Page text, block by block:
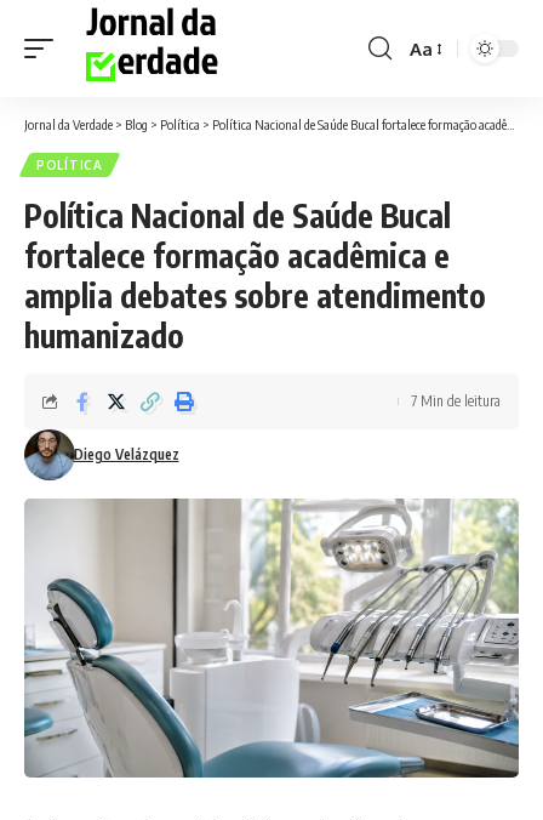
Font
Aa
Jornal da Verdade > Blog > Política > Política Nacional de Saúde Bucal fortalece formação acadêmica e amplia debates sobre atendimento humanizado
POLÍTICA
Política Nacional de Saúde Bucal
fortalece formação acadêmica e
amplia debates sobre atendimento
humanizado
Diego Velázquez
7 Min de leitura